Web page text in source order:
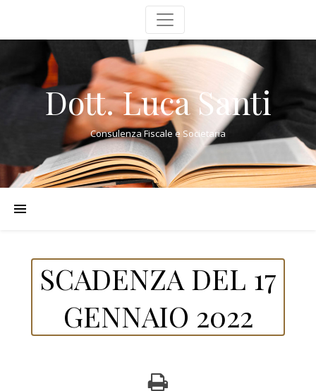
Dott. Luca Santi
Consulenza Fiscale e Societaria
SCADENZA DEL 17
GENNAIO 2022